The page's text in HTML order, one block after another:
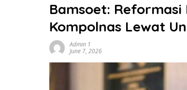
Bamsoet:
Kompolnas Lewat
Admin 1
June 7, 2026